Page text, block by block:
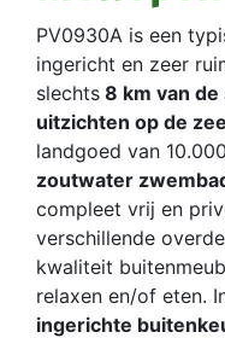
PV0930A is een
ingericht en zeer
slechts 8 km van
uitzichten op de zee
landgoed van
zoutwater
compleet vrij en
verschillende
kwaliteit
relaxen en/of eten.
ingerichte